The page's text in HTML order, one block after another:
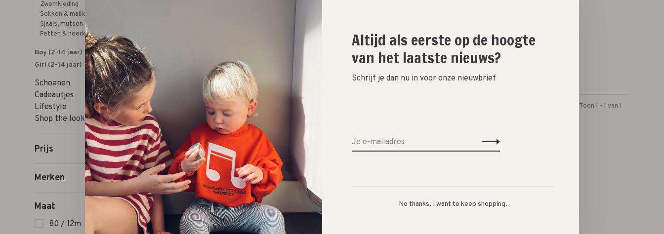
Zwemkleding
Sokken & maillots
Sjaals, mutsen & wanten
Petten & hoeden
Boy (2-14 jaar)
Girl (2-14 jaar)
Schoenen
Cadeautjes
Lifestyle
Shop the look
Prijs
Merken
Maat
80 / 12m
Toon 1 - 1 van 1
Altijd als eerste op de hoogte
van het laatste nieuws?
Schrijf je dan nu in voor onze nieuwbrief
No thanks, I want to keep shopping.